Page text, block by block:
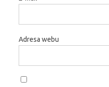
Adresa webu